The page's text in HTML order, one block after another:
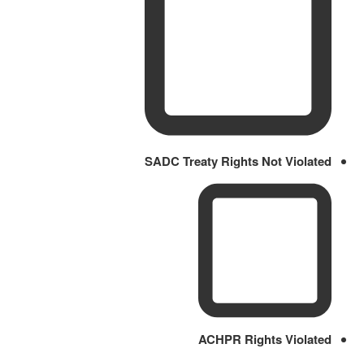
SADC Treaty Rights Not Violated
ACHPR Rights Violated